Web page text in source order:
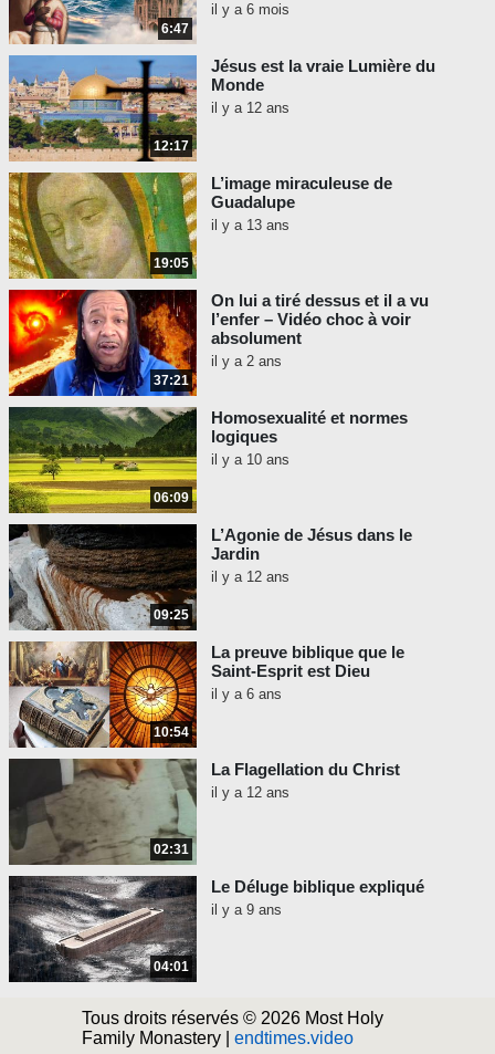
6:47
il y a 6 mois
12:17
Jésus est la vraie Lumière du
Monde
il y a 12 ans
19:05
L’image miraculeuse de
Guadalupe
il y a 13 ans
37:21
On lui a tiré dessus et il a vu
l’enfer – Vidéo choc à voir
absolument
il y a 2 ans
06:09
Homosexualité et normes
logiques
il y a 10 ans
09:25
L’Agonie de Jésus dans le
Jardin
il y a 12 ans
10:54
La preuve biblique que le
Saint-Esprit est Dieu
il y a 6 ans
02:31
La Flagellation du Christ
il y a 12 ans
04:01
Le Déluge biblique expliqué
il y a 9 ans
Tous droits réservés © 2026 Most Holy
Family Monastery |endtimes.video